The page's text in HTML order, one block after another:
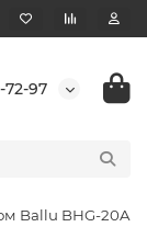
72-97
Ballu BHG-20A